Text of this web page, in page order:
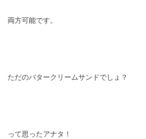
両方可能です。
ただのバタークリームサンドでしょ？
って思ったアナタ！